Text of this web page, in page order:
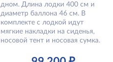
дном. Длина лодки 400 см и
диаметр баллона 46 см. В
комплекте с лодкой идут
мягкие накладки на сиденья,
носовой тент и носовая сумка.